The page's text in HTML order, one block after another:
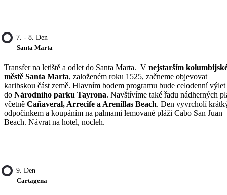
7. - 8. Den
Santa Marta
Transfer na letiště a odlet do Santa Marta. V nejstarším
městě Santa Marta, založeném roku 1525, začneme objevovat
karibskou část země. Hlavním bodem programu bude celodenní výlet
do Národního parku Tayrona. Navštívíme také řadu nádherných
včetně Cañaveral, Arrecife a Arenillas Beach. Den vyvrcholí
odpočinkem a koupáním na palmami lemované pláži Cabo San Juan
Beach. Návrat na hotel, nocleh.
9. Den
Cartagena